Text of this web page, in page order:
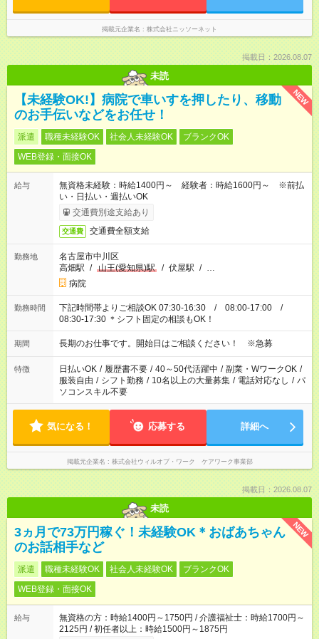
掲載元企業名 株式会社ニッソーネット
掲載日：2026.08.07
未読
NEW
【未経験OK!】病院で車いすを押したり、移動
のお手伝いなどをお任せ！
派遣 職種未経験OK 社会人未経験OK
ブランクOK
WEB登録・面接OK
給与
無資格未経験：時給1400円～ 経験者：時給1600円～ ※前払
い・日払い・週払いOK
交通費別途支給あり
交通費 交通費全額支給
勤務地
名古屋市中川区
高畑駅 / 山王(愛知県)駅 / 伏屋駅 / …
病院
勤務時間
下記時間帯よりご相談OK 07:30-16:30 / 08:00-17:00 /
08:30-17:30 ＊シフト固定の相談もOK！
期間 長期のお仕事です。開始日はご相談ください！ ※急募
特徴 日払いOK / 履歴書不要 / 40～50代活躍中 / 副業・WワークOK /
服装自由 / シフト勤務 / 10名以上の大量募集 / 電話対応なし / パ
ソコンスキル不要
気になる！ 応募する 詳細へ
掲載元企業名 株式会社ウィルオブ・ワーク ケアワーク事業部
掲載日：2026.08.07
未読
NEW
3ヵ月で73万円稼ぐ！未経験OK＊おばあちゃん
のお話相手など
派遣 職種未経験OK 社会人未経験OK
ブランクOK
WEB登録・面接OK
給与
無資格の方：時給1400円～1750円 / 介護福祉士：時給1700円～
2125円 / 初任者以上：時給1500円～1875円